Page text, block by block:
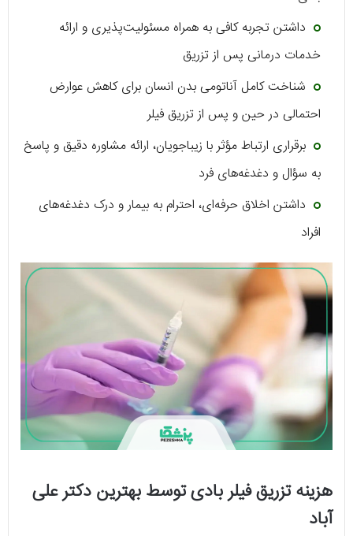
داشتن تجربه کافی به همراه مسئولیت‌پذیری و ارائه
خدمات درمانی پس از تزریق
شناخت کامل آناتومی بدن انسان برای کاهش عوارض
احتمالی در حین و پس از تزریق فیلر
برقراری ارتباط مؤثر با زیباجویان، ارائه مشاوره دقیق و پاسخ
به سؤال و دغدغه‌های فرد
داشتن اخلاق حرفه‌ای، احترام به بیمار و درک دغدغه‌های
افراد
هزینه تزریق فیلر بادی توسط بهترین دکتر علی
آباد